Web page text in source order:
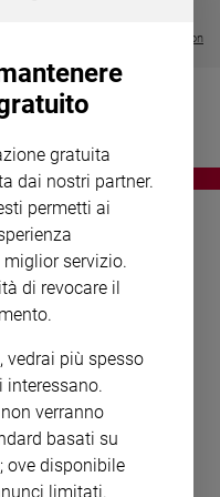
Visualizza tutte le collection
LEGALI
POLICY
gratuita
dai nostri partner.
permetti ai
servizio.
di revocare il
vedrai più spesso
interessano.
verranno
basati su
ove disponibile
limitati.